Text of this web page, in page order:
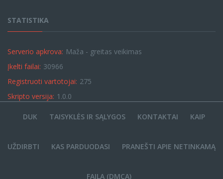
STATISTIKA
Serverio apkrova: Maža - greitas veikimas
Įkelti failai: 30966
Registruoti vartotojai: 275
Skripto versija: 1.0.0
DUK TAISYKLĖS IR SĄLYGOS KONTAKTAI KAIP
UŽDIRBTI KAS PARDUODASI PRANEŠTI APIE NETINKAMĄ
FAILĄ (DMCA)